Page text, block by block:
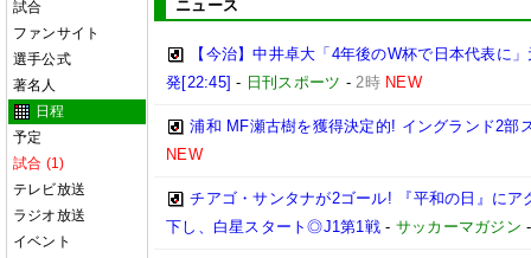
試合
ファンサイト
選手公式
著名人
日程
予定
試合 (1)
テレビ放送
ラジオ放送
イベント
ニュース
【今治】中井卓大「4年後のW杯で日本代表に
発[22:45] - 日刊スポーツ -2時 NEW
浦和 MF瀬古樹を獲得決定的! イングランド2部
NEW
チアゴ・サンタナが2ゴール! 『平和の日』に
下し、白星スタート◎J1第1戦 - サッカーマガジン